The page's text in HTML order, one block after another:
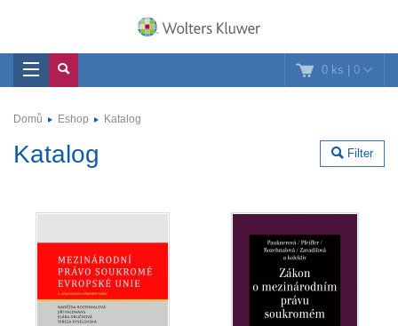
0 ks | 0
Domů Eshop Katalog
Filter
Katalog